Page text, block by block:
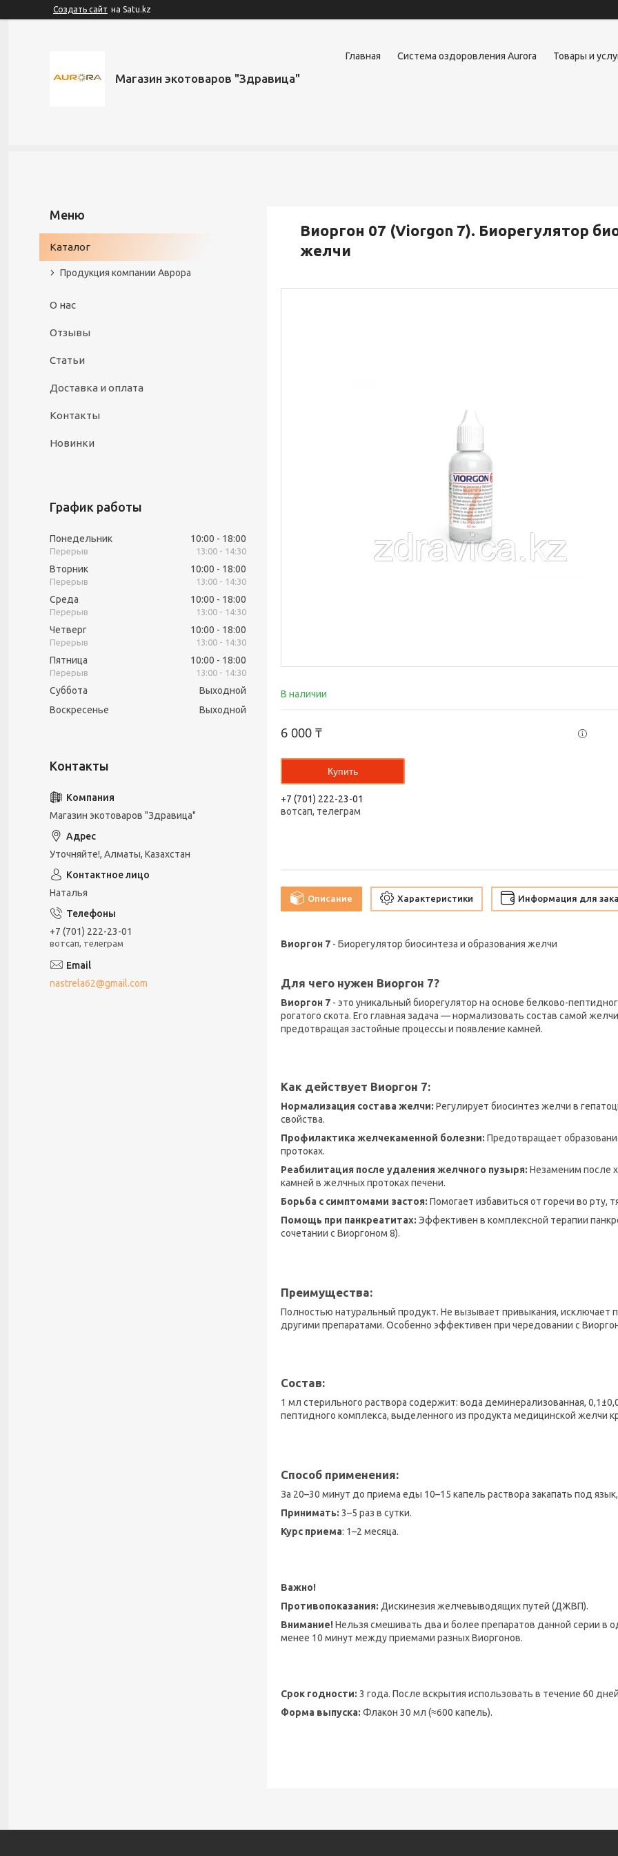
Создать сайт на Satu.kz
Магазин экотоваров "Здравица"
Главная Система оздоровления Aurora Товары и
Виоргон 07 (Viorgon 7). Биорегулятор
желчи
В наличии
6 000 ₸
Купить
+7 (701) 222-23-01
вотсап, телеграм
Описание Характеристики Информация для
Виоргон 7 - Биорегулятор биосинтеза и образования желчи
Для чего нужен Виоргон 7?
​Виоргон 7 - это уникальный биорегулятор на основе белково-
рогатого скота. Его главная задача — нормализовать состав самой
предотвращая застойные процессы и появление камней.
Как действует Виоргон 7:
Нормализация состава желчи: Регулирует биосинтез желчи в
свойства.
Профилактика желчекаменной болезни: Предотвращает
протоках.
Реабилитация после удаления желчного пузыря: Незаменим после
камней в желчных протоках печени.
Борьба с симптомами застоя: Помогает избавиться от горечи во рту,
Помощь при панкреатитах: Эффективен в комплексной терапии
сочетании с Виоргоном 8).
Преимущества:
Полностью натуральный продукт. Не вызывает привыкания, исключает
другими препаратами. Особенно эффективен при чередовании с
Состав:
1 мл стерильного раствора содержит: вода деминерализованная,
пептидного комплекса, выделенного из продукта медицинской желчи
Способ применения:
За 20–30 минут до приема еды 10–15 капель раствора закапать под
​Принимать: 3–5 раз в сутки.
​Курс приема: 1–2 месяца.
Важно!
Противопоказания: Дискинезия желчевыводящих путей (ДЖВП).
Внимание! Нельзя смешивать два и более препаратов данной серии
менее 10 минут между приемами разных Виоргонов.
Срок годности: 3 года. После вскрытия использовать в течение 60
Форма выпуска: Флакон 30 мл (≈600 капель).
Каталог
Продукция компании Аврора
О нас
Отзывы
Статьи
Доставка и оплата
Контакты
Новинки
График работы
Понедельник 10:00 18:00
13:00 14:30
Вторник 10:00 18:00
13:00 14:30
Среда 10:00 18:00
13:00 14:30
Четверг 10:00 18:00
13:00 14:30
Пятница 10:00 18:00
13:00 14:30
Суббота
Выходной
Воскресенье
Выходной
Магазин экотоваров "Здравица"
Уточняйте!, Алматы, Казахстан
Наталья
+7 (701) 222-23-01
вотсап, телеграм
nastrela62@gmail.com